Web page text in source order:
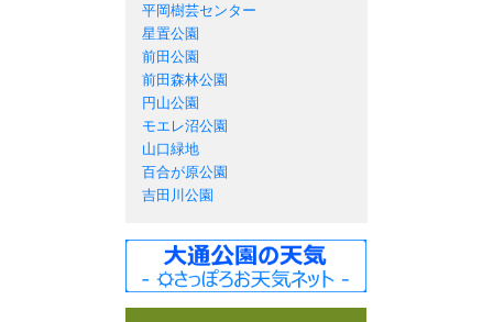
平岡樹芸センター
星置公園
前田公園
前田森林公園
円山公園
モエレ沼公園
山口緑地
百合が原公園
吉田川公園